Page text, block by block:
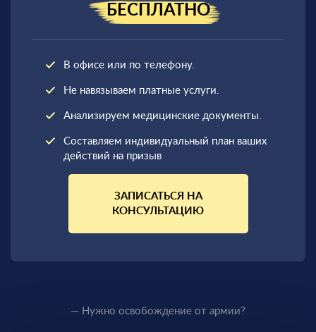
БЕСПЛАТНО
В офисе или по телефону.
Не навязываем платные услуги.
Анализируем медицинские документы.
Составляем индивидуальный план ваших
действий на призыв
ЗАПИСАТЬСЯ НА
КОНСУЛЬТАЦИЮ
— Нужно освобождение от армии?